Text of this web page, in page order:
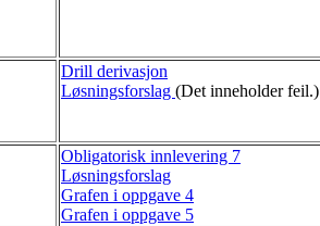
Drill derivasjon
Løsningsforslag (Det inneholder feil.)
Obligatorisk innlevering 7
Løsningsforslag
Grafen i oppgave 4
Grafen i oppgave 5